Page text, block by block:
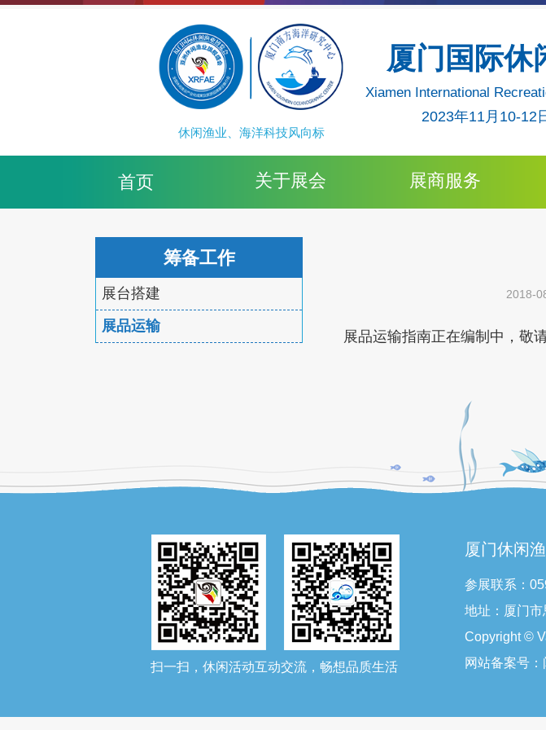
休闲渔业、海洋科技风向标
厦门国际休
Xiamen International
2023年11月10-12
首页 关于展会 展商服务
筹备工作
展台搭建
展品运输
2018-
展品运输指南正在编制中，敬
扫一扫，休闲活动互动交流，畅想品质生活
厦门休闲
参展联系：
地址：厦门
Copyright ©
网站备案号：